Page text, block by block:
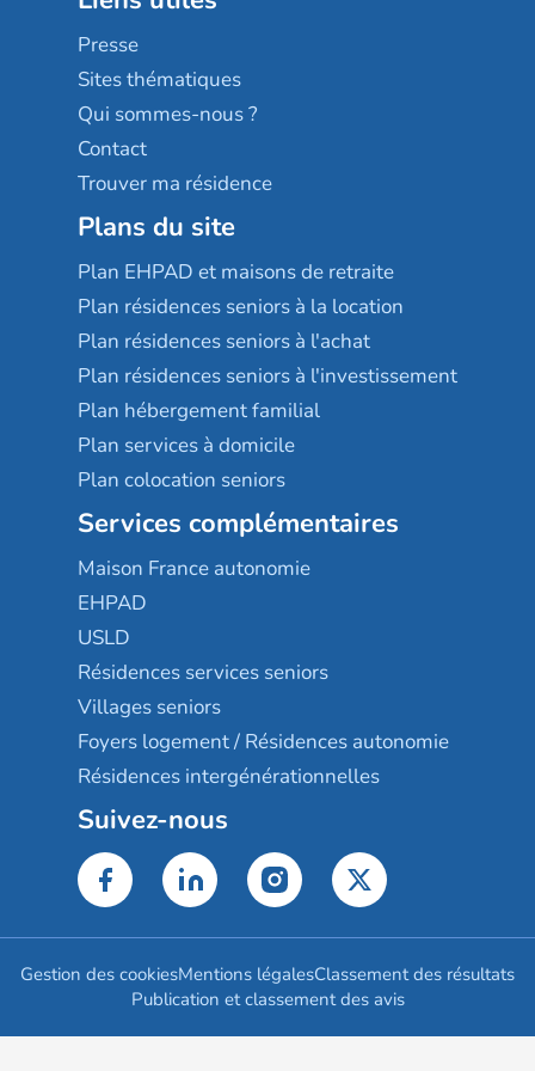
Sérénys
Résidences services Villa Médicis
Presse
Sites thématiques
Qui sommes-nous ?
Contact
Trouver ma résidence
Plans du site
Plan EHPAD et maisons de retraite
Plan résidences seniors à la location
Plan résidences seniors à l'achat
Plan résidences seniors à l'investissement
Plan hébergement familial
Plan services à domicile
Plan colocation seniors
Services complémentaires
Maison France autonomie
EHPAD
USLD
Résidences services seniors
Villages seniors
Foyers logement / Résidences autonomie
Résidences intergénérationnelles
Suivez-nous
Gestion des cookiesMentions légalesClassement des résultats
Publication et classement des avis